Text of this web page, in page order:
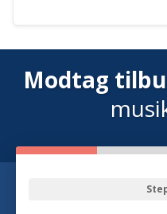
Modtag